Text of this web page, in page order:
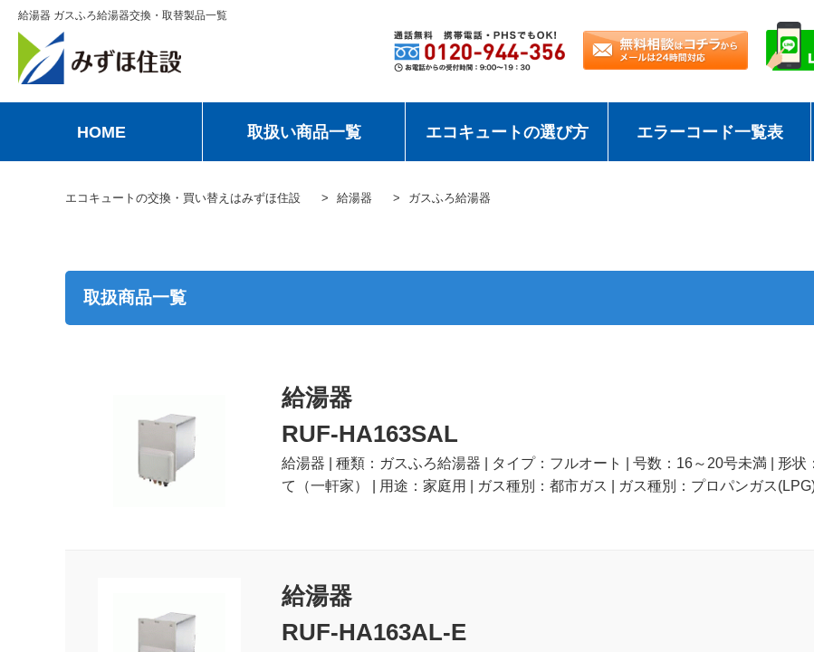
給湯器 ガスふろ給湯器交換・取替製品一覧
HOME 取扱い商品一覧 エコキュートの選び方 エラーコード一覧表
エコキュートの交換・買い替えはみずほ住設 給湯器 ガスふろ給湯器
取扱商品一覧
給湯器
RUF-HA163SAL
給湯器 | 種類：ガスふろ給湯器 | タイプ：フルオート | 号数：16～20号未満 | 形
て（一軒家） | 用途：家庭用 | ガス種別：都市ガス | ガス種別：プロパンガス
給湯器
RUF-HA163AL-E